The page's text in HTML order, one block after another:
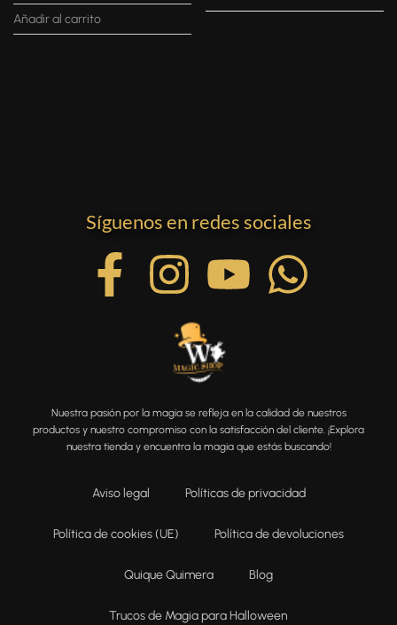
Añadir al carrito
Síguenos en redes sociales
Nuestra pasión por la magia se refleja en la calidad de nuestros
productos y nuestro compromiso con la satisfacción del cliente. ¡Explora
nuestra tienda y encuentra la magia que estás buscando!
Aviso legal Políticas de privacidad
Política de cookies (UE) Política de devoluciones
Quique Quimera Blog
Trucos de Magia para Halloween